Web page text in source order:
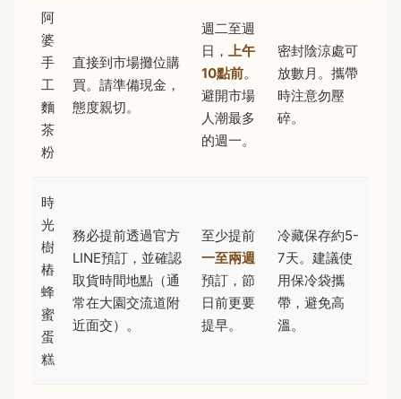
阿
婆
手
工
麵
茶
粉
直接到市場攤位購
買。請準備現金，
態度親切。
週二至週
日，
上午
10點前。
避開市場
人潮最多
的週一。
密封陰涼處可
放數月。攜帶
時注意勿壓
碎。
時
光
樹
樁
蜂
蜜
蛋
糕
務必提前透過官方
LINE預訂，並確認
取貨時間地點（通
常在大園交流道附
近面交）。
至少提前
一至兩週
預訂，節
日前更要
提早。
冷藏保存約5-
7天。建議使
用保冷袋攜
帶，避免高
溫。